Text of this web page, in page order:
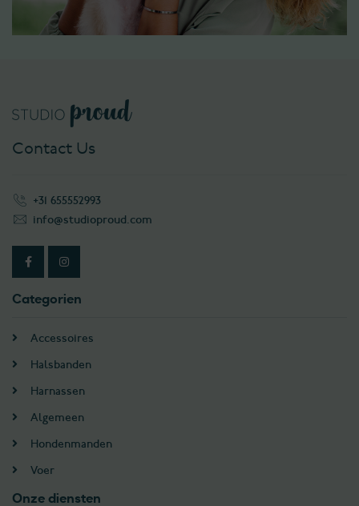
Contact Us
+31 655552993
info@studioproud.com
Categorien
Accessoires
Halsbanden
Harnassen
Algemeen
Hondenmanden
Voer
Onze diensten